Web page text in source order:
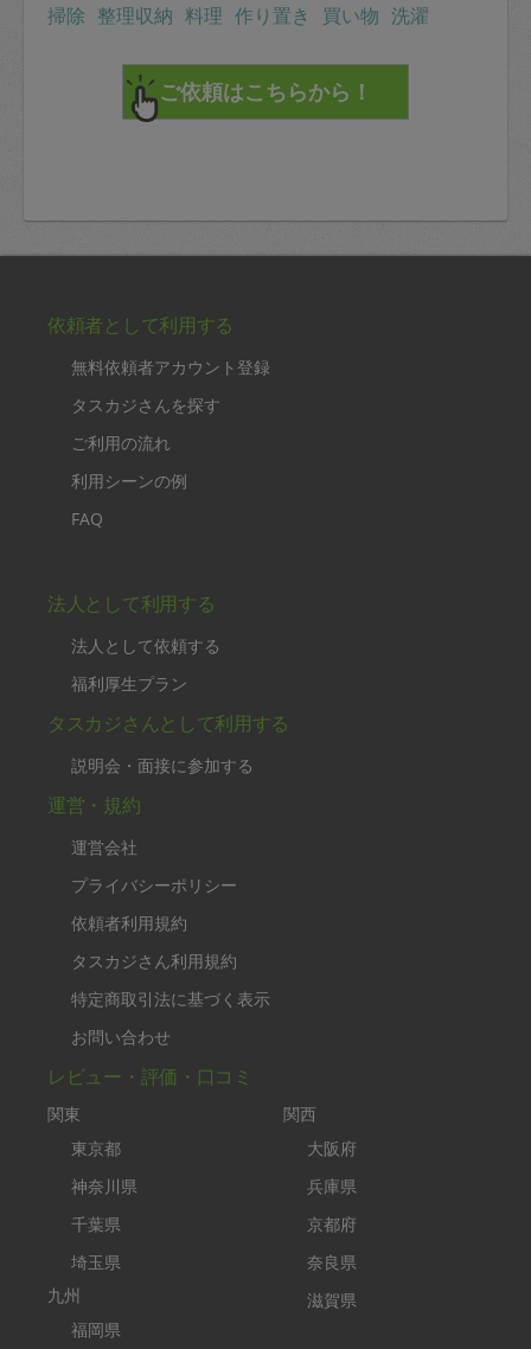
掃除 整理収納 料理 作り置き 買い物 洗濯
依頼者として利用する
無料依頼者アカウント登録
タスカジさんを探す
ご利用の流れ
利用シーンの例
FAQ
法人として利用する
法人として依頼する
福利厚生プラン
タスカジさんとして利用する
説明会・面接に参加する
運営・規約
運営会社
プライバシーポリシー
依頼者利用規約
タスカジさん利用規約
特定商取引法に基づく表示
お問い合わせ
レビュー・評価・口コミ
関東
東京都
神奈川県
千葉県
埼玉県
九州
福岡県
関西
大阪府
兵庫県
京都府
奈良県
滋賀県